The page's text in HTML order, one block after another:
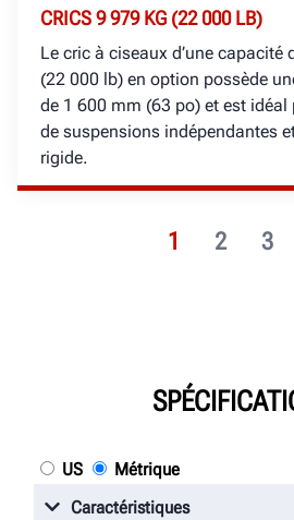
1 2 3
CRICS 9 979 KG (22 000 LB)
Le cric à ciseaux d’une capacité
(22 000 lb) en option possède
de 1 600 mm (63 po) et est idéal
de suspensions indépendantes
rigide.
US
Métrique
Caractéristiques